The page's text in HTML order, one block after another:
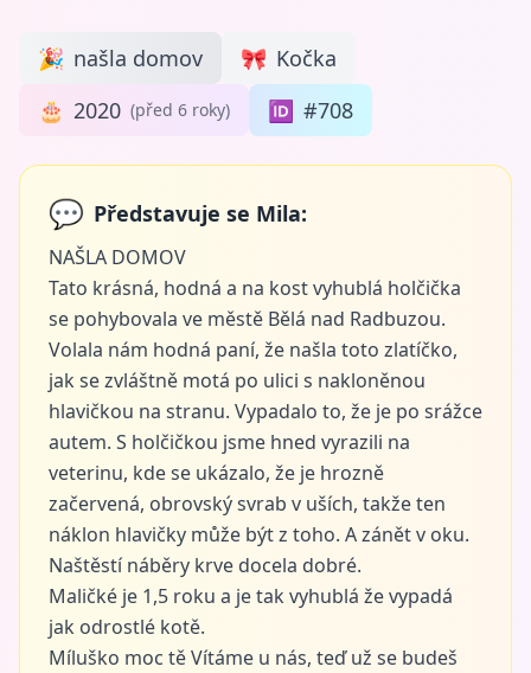
🎉 našla domov 🎀 Kočka
🎂 2020 (před 6 roky) 🆔 #708
💬 Představuje se Mila:
NAŠLA DOMOV
Tato krásná, hodná a na kost vyhublá holčička
se pohybovala ve městě Bělá nad Radbuzou.
Volala nám hodná paní, že našla toto zlatíčko,
jak se zvláštně motá po ulici s nakloněnou
hlavičkou na stranu. Vypadalo to, že je po srážce
autem. S holčičkou jsme hned vyrazili na
veterinu, kde se ukázalo, že je hrozně
začervená, obrovský svrab v uších, takže ten
náklon hlavičky může být z toho. A zánět v oku.
Naštěstí náběry krve docela dobré.
Maličké je 1,5 roku a je tak vyhublá že vypadá
jak odrostlé kotě.
Míluško moc tě Vítáme u nás, teď už se budeš